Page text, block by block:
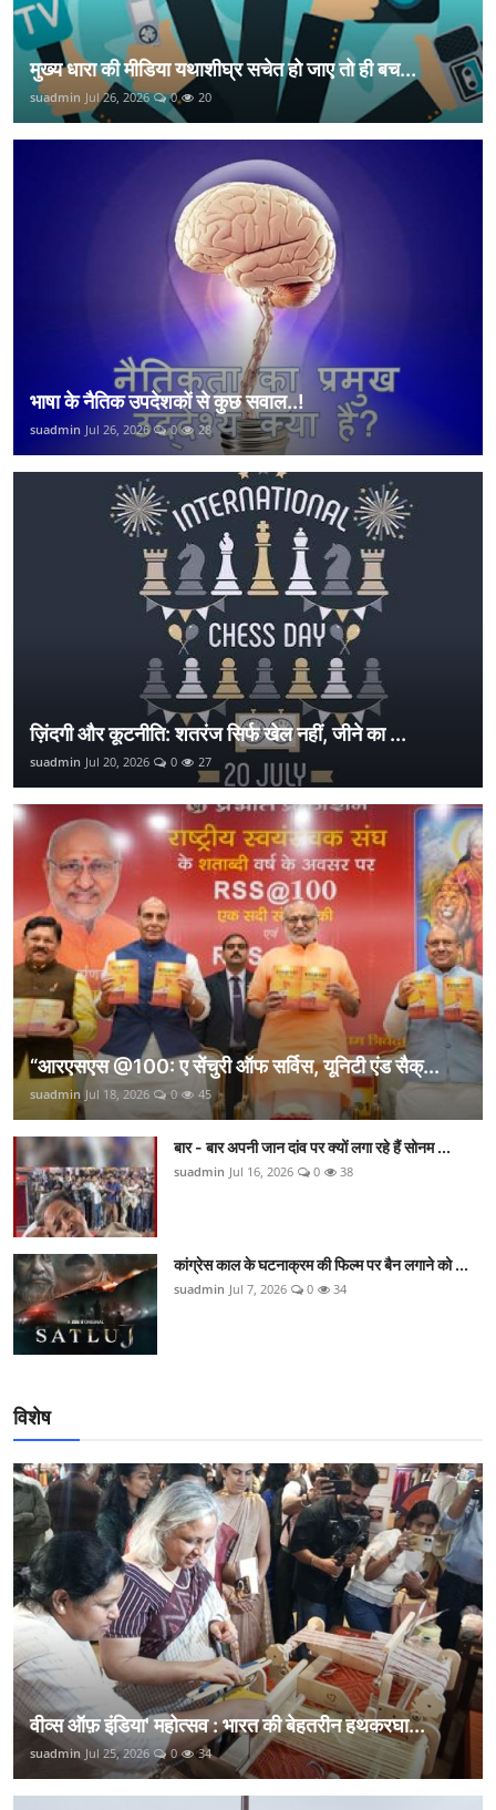
मुख्य धारा की मीडिया यथाशीघ्र सचेत हो जाए तो ही बच...
suadmin Jul 26, 2026 0 20
भाषा के नैतिक उपदेशकों से कुछ सवाल..!
suadmin Jul 26, 2026 0 28
ज़िंदगी और कूटनीति: शतरंज सिर्फ खेल नहीं, जीने का ...
suadmin Jul 20, 2026 0 27
“आरएसएस @100: ए सेंचुरी ऑफ सर्विस, यूनिटी एंड सैक्...
suadmin Jul 18, 2026 0 45
बार - बार अपनी जान दांव पर क्यों लगा रहे हैं सोनम ...
suadmin Jul 16, 2026 0 38
कांग्रेस काल के घटनाक्रम की फिल्म पर बैन लगाने को ...
suadmin Jul 7, 2026 0 34
विशेष
वीव्स ऑफ़ इंडिया' महोत्सव : भारत की बेहतरीन हथकरघा...
suadmin Jul 25, 2026 0 34